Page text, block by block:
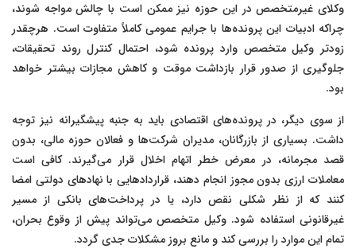
وکلای غیرمتخصص در این حوزه نیز ممکن است با چالش مواجه شوند،
چراکه ادبیات این پرونده‌ها با جرایم عمومی کاملاً متفاوت است. هرچقدر
زودتر وکیل متخصص وارد پرونده شود، احتمال کنترل روند تحقیقات،
جلوگیری از صدور قرار بازداشت موقت و کاهش مجازات بیشتر خواهد
بود.
از سوی دیگر، در پرونده‌های اقتصادی باید به جنبه پیشگیرانه نیز توجه
داشت. بسیاری از بازرگانان، مدیران شرکت‌ها و فعالان حوزه مالی، بدون
قصد مجرمانه، در معرض خطر اتهام اخلال قرار می‌گیرند. کافی است
معاملات ارزی بدون مجوز انجام دهند، قراردادهایی با نهادهای دولتی امضا
کنند که از نظر شکلی نقص دارد، یا در پرداخت‌های بانکی از مسیر
غیرقانونی استفاده شود. وکیل متخصص می‌تواند پیش از وقوع بحران،
تمام این موارد را بررسی کند و مانع بروز مشکلات جدی گردد.